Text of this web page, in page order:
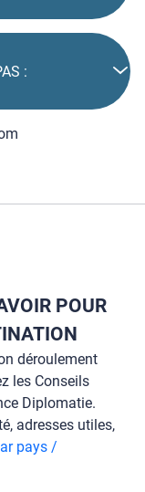
:
POUR
déroulement
les Conseils
Diplomatie.
adresses utiles,
pays /